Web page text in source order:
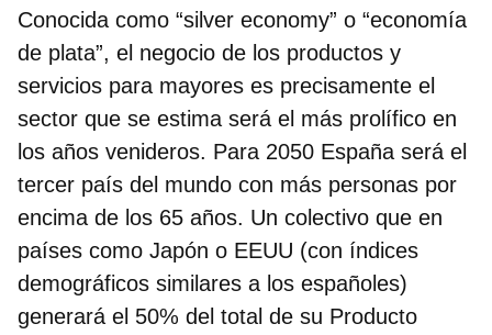
Conocida como “silver economy” o “economía
de plata”, el negocio de los productos y
servicios para mayores es precisamente el
sector que se estima será el más prolífico en
los años venideros. Para 2050 España será el
tercer país del mundo con más personas por
encima de los 65 años. Un colectivo que en
países como Japón o EEUU (con índices
demográficos similares a los españoles)
generará el 50% del total de su Producto